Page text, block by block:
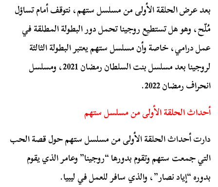
بعد عرض الحلقة الأولى من مسلسل ستهم، نتوقف أمام تساؤل
مُلّح، وهو هل تستطيع روجينا تحمل دور البطولة المطلقة في
عمل درامي، خاصة وأن مسلسل ستهم يعتبر البطولة الثالثة
لروجينا بعد مسلسل بنت السلطان رمضان 2021، ومسلسل
انحراف رمضان 2022.
أحداث الحلقة الأولى من مسلسل ستهم
دارت أحداث الحلقة الأولى من مسلسل ستهم حول قصة الحب
التي جمعت ستهم وتقوم بدورها “روجينا” وعامر الذي يقوم
بدوره “إياد نصار”، والذي سافر للعمل في ليبيا.